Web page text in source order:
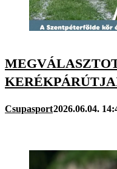
Csupasport2026.06.04.